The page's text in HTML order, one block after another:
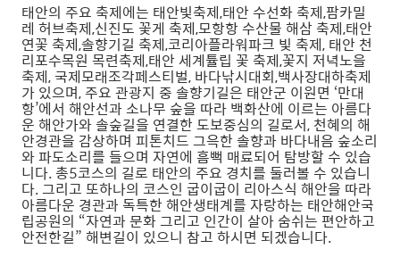
태안의 주요 축제에는 태안빛축제,태안 수선화 축제,팜카밀
레 허브축제,신진도 꽃게 축제,모항항 수산물 해삼 축제,태안
연꽃 축제,솔향기길 축제,코리아플라워파크 빛 축제, 태안 천
리포수목원 목련축제,태안 세계튤립 꽃 축제,꽃지 저녁노을
축제, 국제모래조각페스티벌, 바다낚시대회,백사장대하축제
가 있으며, 주요 관광지 중 솔향기길은 태안군 이원면 ‘만대
항’에서 해안선과 소나무 숲을 따라 백화산에 이르는 아름다
운 해안가와 솔숲길을 연결한 도보중심의 길로서, 천혜의 해
안경관을 감상하며 피톤치드 그윽한 솔향과 바다내음 숲소리
와 파도소리를 들으며 자연에 흠뻑 매료되어 탐방할 수 있습
니다. 총5코스의 길로 태안의 주요 경치를 둘러볼 수 있습니
다. 그리고 또하나의 코스인 굽이굽이 리아스식 해안을 따라
아름다운 경관과 독특한 해안생태계를 자랑하는 태안해안국
립공원의 “자연과 문화 그리고 인간이 살아 숨쉬는 편안하고
안전한길” 해변길이 있으니 참고 하시면 되겠습니다.